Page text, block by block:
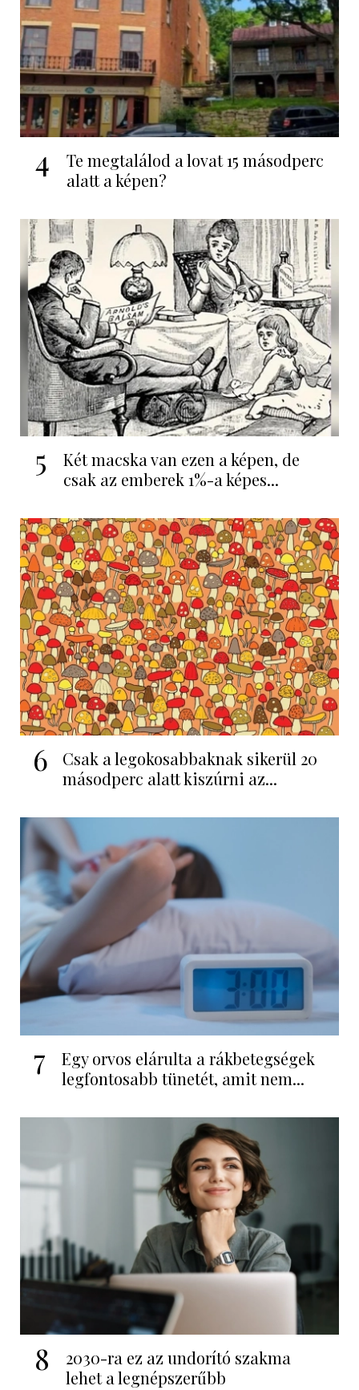
4
Te megtalálod a lovat 15 másodperc
alatt a képen?
5
Két macska van ezen a képen, de
csak az emberek 1%-a képes...
6
Csak a legokosabbaknak sikerül 20
másodperc alatt kiszúrni az...
7
Egy orvos elárulta a rákbetegségek
legfontosabb tünetét, amit nem...
8
2030-ra ez az undorító szakma
lehet a legnépszerűbb